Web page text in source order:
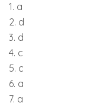
1. a
2. d
3. d
4. c
5. c
6. a
7. a